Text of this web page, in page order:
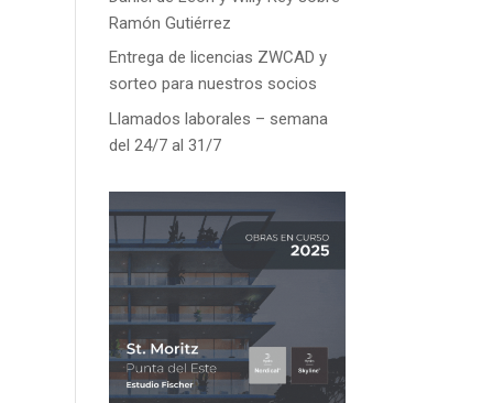
Ramón Gutiérrez
Entrega de licencias ZWCAD y
sorteo para nuestros socios
Llamados laborales – semana
del 24/7 al 31/7